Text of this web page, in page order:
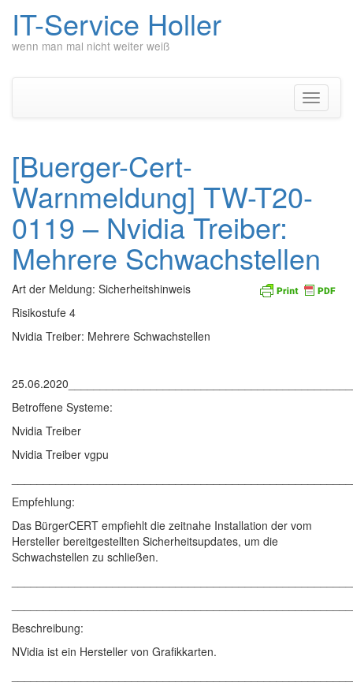
IT-Service Holler
wenn man mal nicht weiter weiß
[Buerger-Cert-
Warnmeldung] TW-T20-
0119 – Nvidia Treiber:
Mehrere Schwachstellen
Art der Meldung: Sicherheitshinweis
Risikostufe 4
Nvidia Treiber: Mehrere Schwachstellen
Betroffene Systeme:
Nvidia Treiber
Nvidia Treiber vgpu
Empfehlung:
Das BürgerCERT empfiehlt die zeitnahe Installation der vom
Hersteller bereitgestellten Sicherheitsupdates, um die
Schwachstellen zu schließen.
Beschreibung:
NVidia ist ein Hersteller von Grafikkarten.